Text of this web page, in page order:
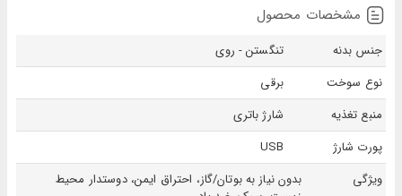
مشخصات محصول
جنس بدنه
تنگستن - روی
نوع سوخت
برقی
منبع تغذیه
شارژ باتری
پورت شارژ
USB
ویژگی
بدون نیاز به بوتان/گاز، احتراق ایمن، دوستدار محیط